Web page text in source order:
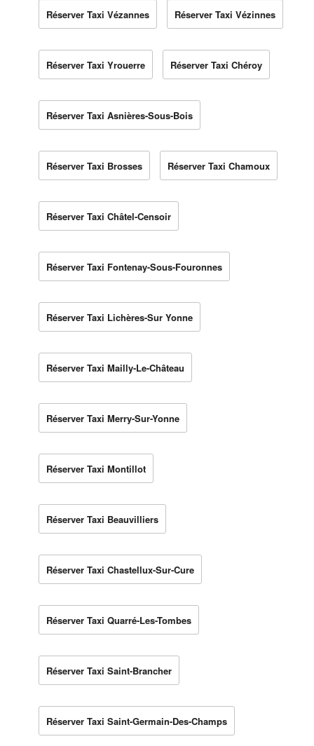
Réserver Taxi Vézannes Réserver Taxi Vézinnes
Réserver Taxi Yrouerre Réserver Taxi Chéroy
Réserver Taxi Asnières-Sous-Bois
Réserver Taxi Brosses Réserver Taxi Chamoux
Réserver Taxi Châtel-Censoir
Réserver Taxi Fontenay-Sous-Fouronnes
Réserver Taxi Lichères-Sur Yonne
Réserver Taxi Mailly-Le-Château
Réserver Taxi Merry-Sur-Yonne
Réserver Taxi Montillot
Réserver Taxi Beauvilliers
Réserver Taxi Chastellux-Sur-Cure
Réserver Taxi Quarré-Les-Tombes
Réserver Taxi Saint-Brancher
Réserver Taxi Saint-Germain-Des-Champs